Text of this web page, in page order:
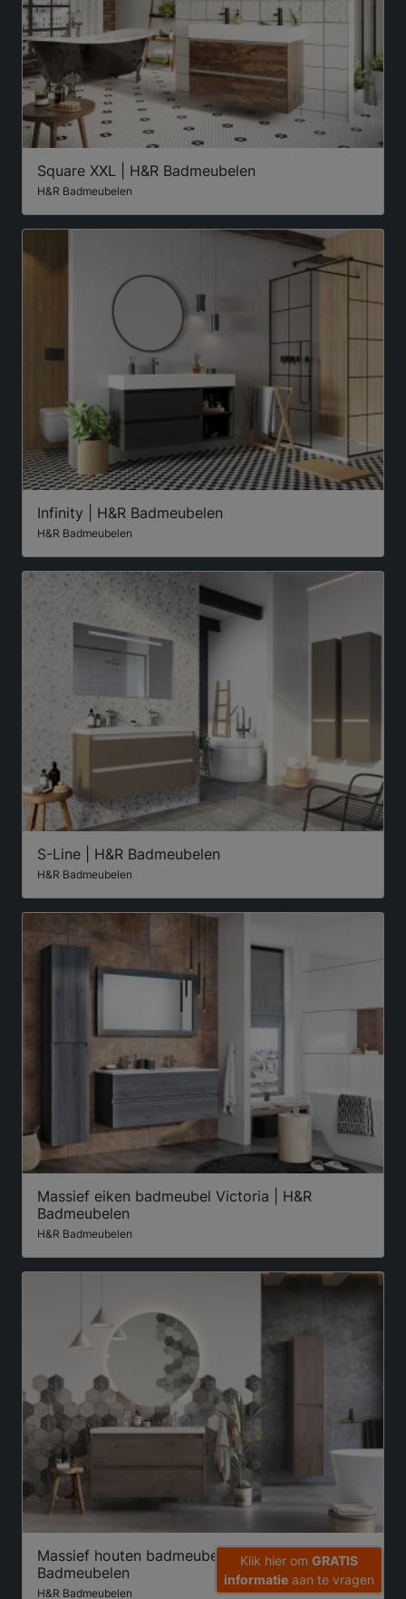
Square XXL | H&R Badmeubelen
H&R Badmeubelen
Infinity | H&R Badmeubelen
H&R Badmeubelen
S-Line | H&R Badmeubelen
H&R Badmeubelen
Massief eiken badmeubel Victoria | H&R
Badmeubelen
H&R Badmeubelen
Massief houten badmeubel Virginia | H&R
Badmeubelen
H&R Badmeubelen
Klik hier om GRATIS
informatie aan te vragen